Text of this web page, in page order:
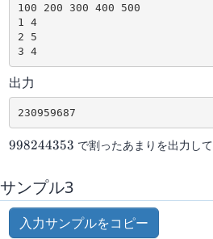
100 200 300 400 500
1 4
2 5
3 4
出力
230959687
998244353
998244353 で割ったあまりを出力し
サンプル3
入力サンプルをコピー